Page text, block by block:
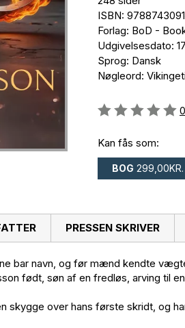
ISBN:
Forlag: BoD -
Udgivelsesdato:
Sprog: Dansk
Nøgleord:
Anmeldelse::
0
Kan fås som:
BOG 299,00KR.
bar navn, og før mænd kendte
født, søn af en fredløs, arving til
skygge over hans første skridt, og
PRESSEN SKRIVER